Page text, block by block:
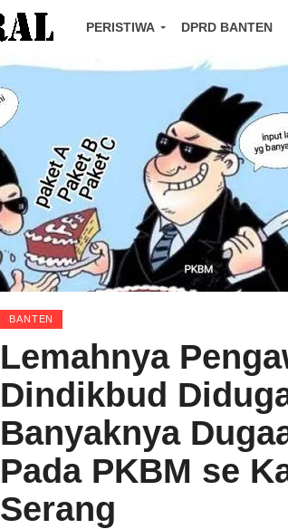
PERISTIWA DPRD BANTEN
BANTEN
Lemahnya
Dindikbud
Banyaknya
Pada PKBM se
Serang